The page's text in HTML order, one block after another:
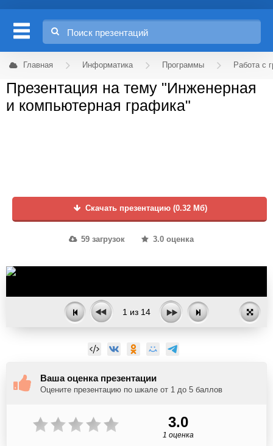
Главная Информатика Программы Работа с
Презентация на тему "Инженерная
и компьютерная графика"
Скачать презентацию (0.32 Мб)
59 загрузок 3.0 оценка
1 из 14
Ваша оценка презентации
Оцените презентацию по шкале от 1 до 5 баллов
3.0
1 оценка